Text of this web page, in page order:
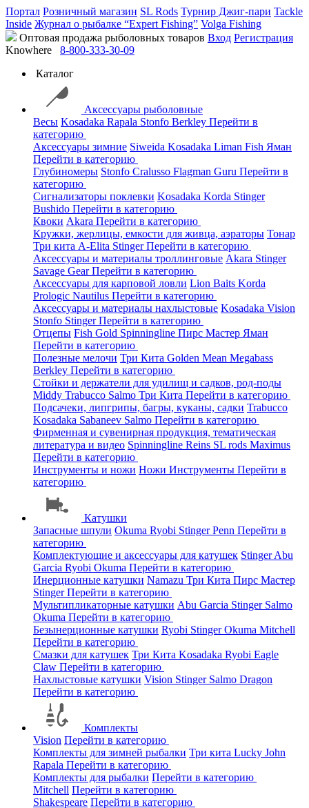
Портал Розничный магазин SL Rods Турнир Джиг-пари Tackle
Inside Журнал о рыбалке “Expert Fishing” Volga Fishing
Оптовая продажа рыболовных товаров Вход Регистрация
Knowhere
8-800-333-30-09
Каталог
Аксессуары рыболовные
Весы Kosadaka Rapala Stonfo Berkley Перейти в
категорию
Аксессуары зимние Siweida Kosadaka Liman Fish Яман
Перейти в категорию
Глубиномеры Stonfo Cralusso Flagman Guru Перейти в
категорию
Сигнализаторы поклевки Kosadaka Korda Stinger
Bushido Перейти в категорию
Квоки Akara Перейти в категорию
Кружки, жерлицы, емкости для живца, аэраторы Тонар
Три кита A-Elita StingerПерейти в категорию
Аксессуары и материалы троллинговые Akara Stinger
Savage GearПерейти в категорию
Аксессуары для карповой ловли Lion Baits Korda
Prologic Nautilus Перейти в категорию
Аксессуары и материалы нахлыстовые Kosadaka Vision
Stonfo StingerПерейти в категорию
Отцепы Fish Gold Spinningline Пирс Мастер Яман
Перейти в категорию
Полезные мелочи Три Кита Golden Mean Megabass
Berkley Перейти в категорию
Стойки и держатели для удилищ и садков, род-поды
Middy Trabucco Salmo Три Кита Перейти в категорию
Подсачеки, липгрипы, багры, куканы, садки Trabucco
Kosadaka Sabaneev Salmo Перейти в категорию
Фирменная и сувенирная продукция, тематическая
литература и видео Spinningline Reins SL rods Maximus
Перейти в категорию
Инструменты и ножи Ножи Инструменты Перейти в
категорию
Катушки
Запасные шпули Okuma Ryobi StingerPenn Перейти в
категорию
Комплектующие и аксессуары для катушек StingerAbu
Garcia Ryobi Okuma Перейти в категорию
Инерционные катушки Namazu Три Кита Пирс Мастер
StingerПерейти в категорию
Мультипликаторные катушки Abu Garcia Stinger Salmo
Okuma Перейти в категорию
Безынерционные катушки Ryobi StingerOkuma Mitchell
Перейти в категорию
Смазки для катушек Три Кита Kosadaka Ryobi Eagle
Claw Перейти в категорию
Нахлыстовые катушки Vision Stinger Salmo Dragon
Перейти в категорию
Комплекты
Vision Перейти в категорию
Комплекты для зимней рыбалки Три кита Lucky John
Rapala Перейти в категорию
Комплекты для рыбалки Перейти в категорию
Mitchell Перейти в категорию
Shakespeare Перейти в категорию